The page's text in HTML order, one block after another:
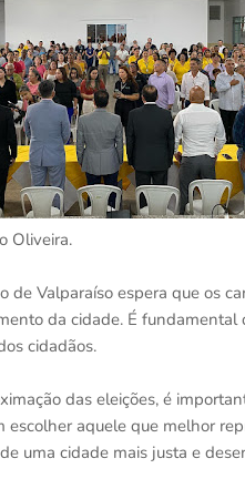
Oliveira.
de Valparaíso espera que os
da cidade. É
cidadãos.
das eleições, é
escolher aquele que melhor
uma cidade mais justa e